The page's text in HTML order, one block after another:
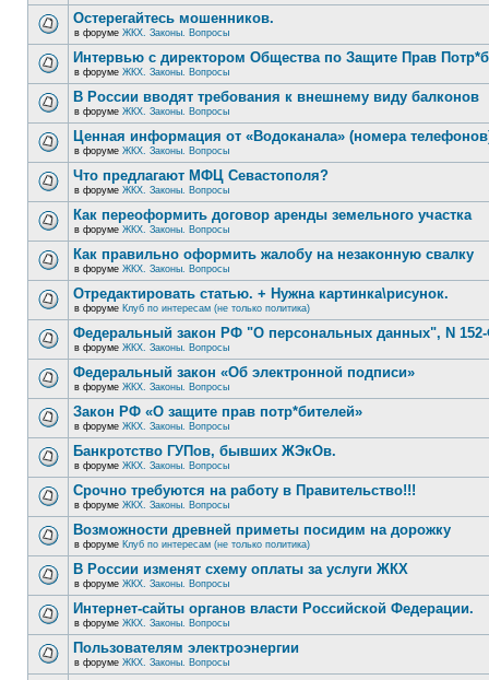
Остерегайтесь мошенников.
в форуме ЖКХ. Законы. Вопросы
Интервью с директором Общества по Защите Прав
в форуме ЖКХ. Законы. Вопросы
В России вводят требования к внешнему виду балконов
в форуме ЖКХ. Законы. Вопросы
Ценная информация от «Водоканала» (номера
в форуме ЖКХ. Законы. Вопросы
Что предлагают МФЦ Севастополя?
в форуме ЖКХ. Законы. Вопросы
Как переоформить договор аренды земельного участка
в форуме ЖКХ. Законы. Вопросы
Как правильно оформить жалобу на незаконную свалку
в форуме ЖКХ. Законы. Вопросы
Отредактировать статью. + Нужна картинка\рисунок.
в форуме Клуб по интересам (не только политика)
Федеральный закон РФ "О персональных данных", N
в форуме ЖКХ. Законы. Вопросы
Федеральный закон «Об электронной подписи»
в форуме ЖКХ. Законы. Вопросы
Закон РФ «О защите прав потр*бителей»
в форуме ЖКХ. Законы. Вопросы
Банкротство ГУПов, бывших ЖЭкОв.
в форуме ЖКХ. Законы. Вопросы
Срочно требуются на работу в Правительство!!!
в форуме ЖКХ. Законы. Вопросы
Возможности древней приметы посидим на дорожку
в форуме Клуб по интересам (не только политика)
В России изменят схему оплаты за услуги ЖКХ
в форуме ЖКХ. Законы. Вопросы
Интернет-сайты органов власти Российской Федерации.
в форуме ЖКХ. Законы. Вопросы
Пользователям электроэнергии
в форуме ЖКХ. Законы. Вопросы